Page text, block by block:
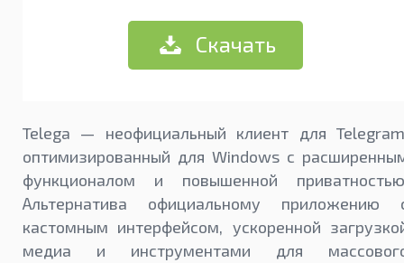
Скачать
Telega — неофициальный клиент для
оптимизированный для Windows с
функционалом и повышенной
Альтернатива официальному приложению
кастомным интерфейсом, ускоренной
медиа и инструментами для